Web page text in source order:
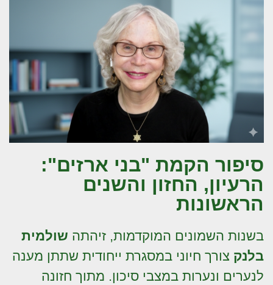
סיפור הקמת "בני ארזים":
הרעיון, החזון והשנים
הראשונות
בשנות השמונים המוקדמות, זיהתה שולמית
בלנק צורך חיוני במסגרת ייחודית שתתן מענה
לנערים ונערות במצבי סיכון. מתוך חזונה